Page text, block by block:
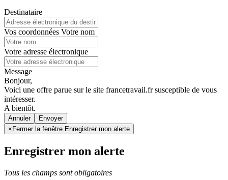
Destinataire
Vos coordonnées Votre nom
Votre adresse électronique
Message
Bonjour,
Voici une offre parue sur le site francetravail.fr susceptible de vous
intéresser.
A bientôt.
Annuler
× Fermer la fenêtre Enregistrer mon alerte
Enregistrer mon alerte
Tous les champs sont obligatoires